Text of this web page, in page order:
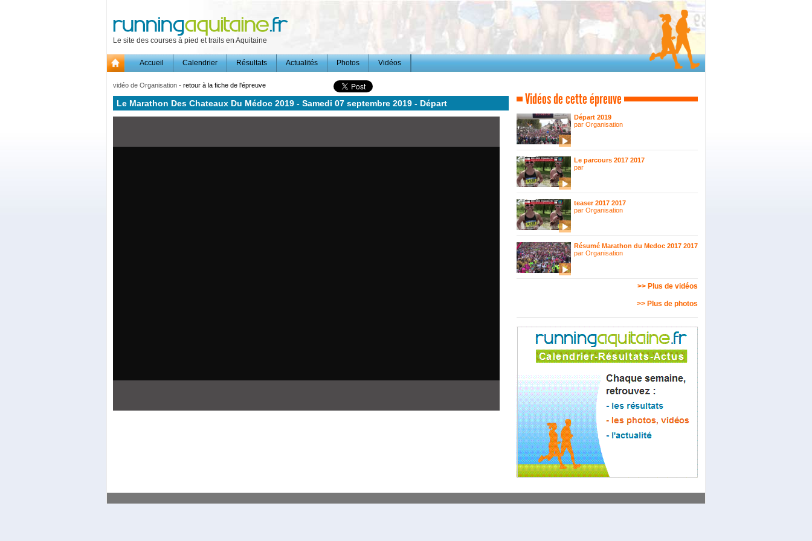
Le site des courses à pied et trails en Aquitaine
Accueil Calendrier Résultats Actualités Photos Vidéos
vidéo de Organisation - retour à la fiche de l'épreuve
Le Marathon Des Chateaux Du Médoc 2019 - Samedi 07 septembre 2019 - Départ Vidéos de cette épreuve
Départ 2019
par Organisation
Le parcours 2017 2017
par
teaser 2017 2017
par Organisation
Résumé Marathon du Medoc 2017 2017
par Organisation
>> Plus de vidéos
>> Plus de photos